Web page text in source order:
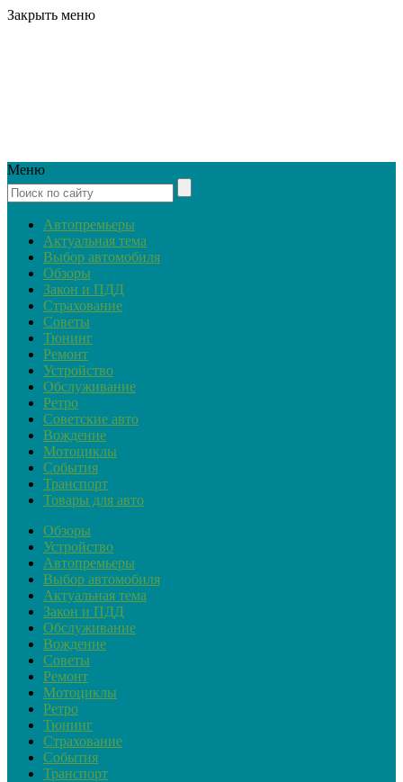
Закрыть меню
Меню
Автопремьеры
Актуальная тема
Выбор автомобиля
Обзоры
Закон и ПДД
Страхование
Советы
Тюнинг
Ремонт
Устройство
Обслуживание
Ретро
Советские авто
Вождение
Мотоциклы
События
Транспорт
Товары для авто
Обзоры
Устройство
Автопремьеры
Выбор автомобиля
Актуальная тема
Закон и ПДД
Обслуживание
Вождение
Советы
Ремонт
Мотоциклы
Ретро
Тюнинг
Страхование
События
Транспорт